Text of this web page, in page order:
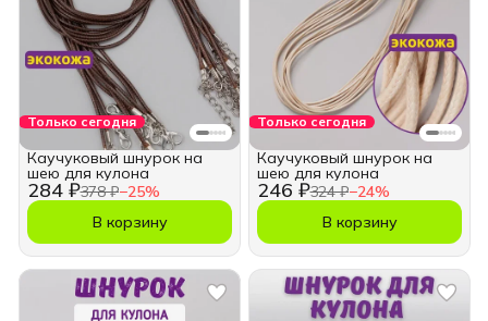
Только сегодня
284 ₽378 ₽−25%
Каучуковый шнурок на
шею для кулона
В корзину
Только сегодня
246 ₽324 ₽−24%
Каучуковый шнурок на
шею для кулона
В корзину